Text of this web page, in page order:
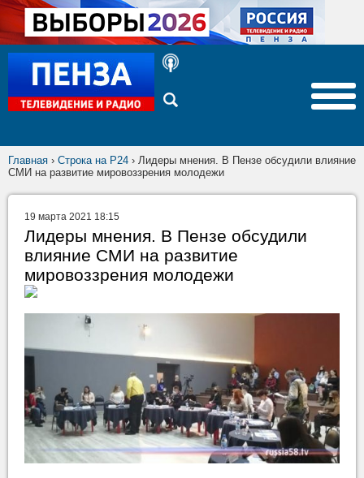
Главная › Строка на Р24 › Лидеры мнения. В Пензе обсудили влияние
СМИ на развитие мировоззрения молодежи
19 марта 2021 18:15
Лидеры мнения. В Пензе обсудили
влияние СМИ на развитие
мировоззрения молодежи